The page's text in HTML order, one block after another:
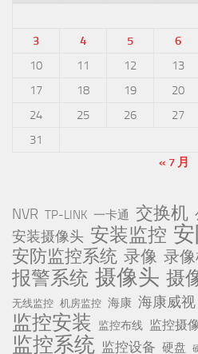
3
4 5 6
10
11 12 13
17
18 19 20
24
25 26 27
31
« 7 月
NVR TP-LINK 一卡通 交换机
安装摄像头 安装监控
安防监控系统 录像 录
报警系统 摄像头 摄
无线监控 机房监控 海康 海康威视
监控安装 监控布线 监控摄
监控系统 监控设备 硬盘